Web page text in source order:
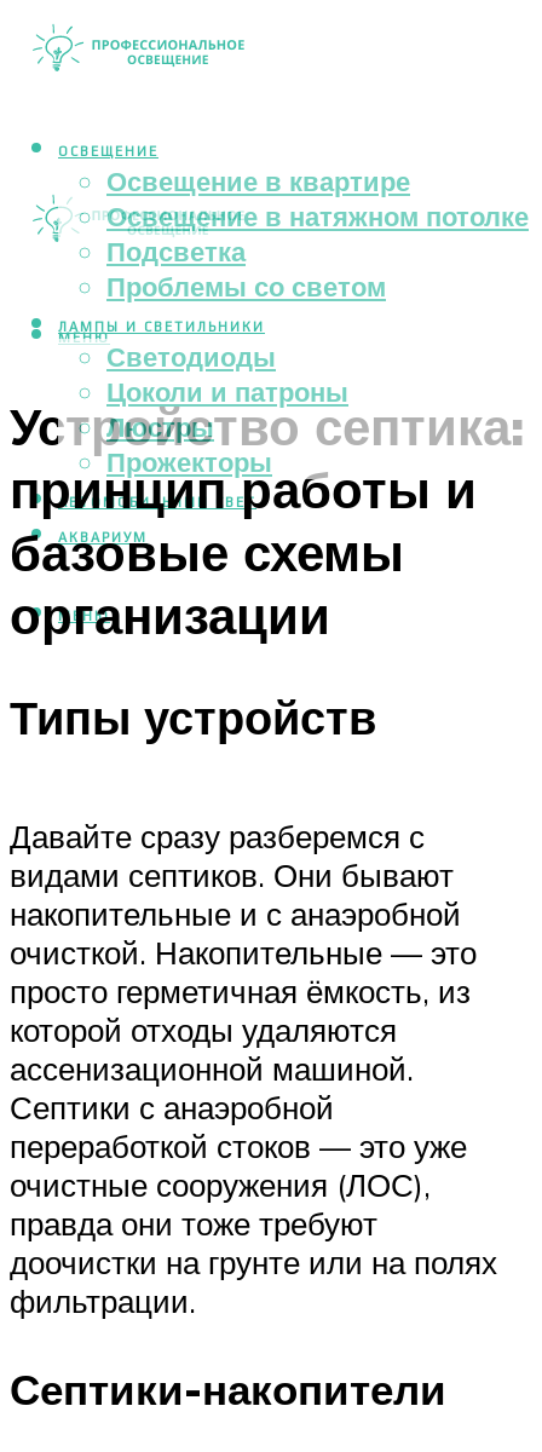
ОСВЕЩЕНИЕ
Освещение в квартире
Освещение в натяжном потолке
Подсветка
Проблемы со светом
ЛАМПЫ И СВЕТИЛЬНИКИ
Светодиоды
Цоколи и патроны
Люстры
Прожекторы
АВТОМОБИЛЬНЫЙ СВЕТ
АКВАРИУМ
МЕНЮ
МЕНЮ
Устройство септика:
принцип работы и
базовые схемы
организации
Типы устройств
Давайте сразу разберемся с
видами септиков. Они бывают
накопительные и с анаэробной
очисткой. Накопительные — это
просто герметичная ёмкость, из
которой отходы удаляются
ассенизационной машиной.
Септики с анаэробной
переработкой стоков — это уже
очистные сооружения (ЛОС),
правда они тоже требуют
доочистки на грунте или на полях
фильтрации.
Септики-накопители